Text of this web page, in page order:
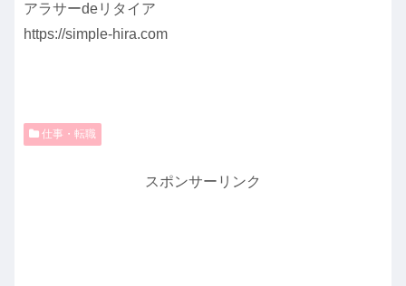
アラサーdeリタイア
https://simple-hira.com
仕事・転職
スポンサーリンク